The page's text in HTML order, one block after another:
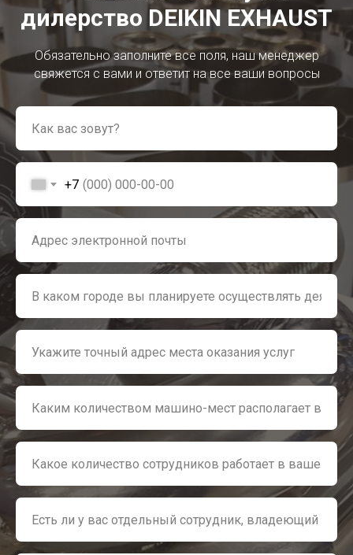
дилерство DEIKIN EXHAUST
Обязательно заполните все поля, наш менеджер
свяжется с вами и ответит на все ваши вопросы
+7